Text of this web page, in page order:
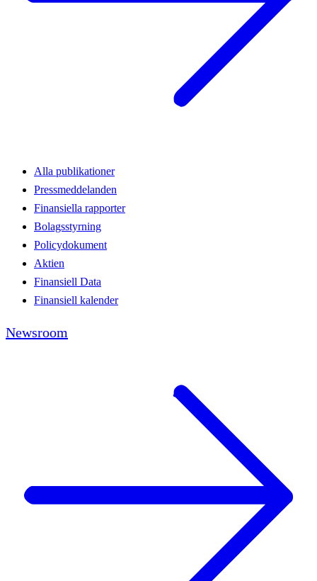
Alla publikationer
Pressmeddelanden
Finansiella rapporter
Bolagsstyrning
Policydokument
Aktien
Finansiell Data
Finansiell kalender
Newsroom